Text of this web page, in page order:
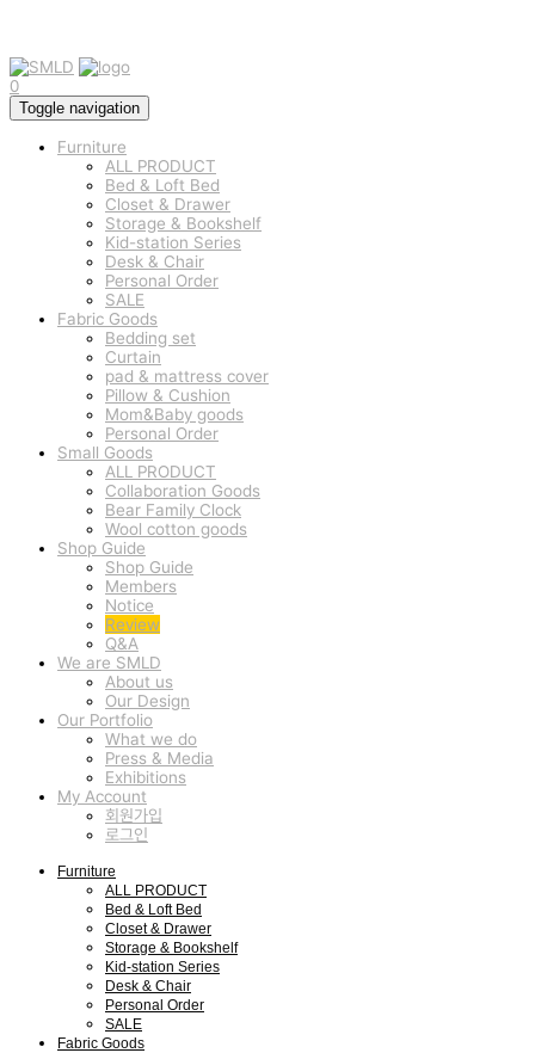
0
Toggle navigation
Furniture
ALL PRODUCT
Bed & Loft Bed
Closet & Drawer
Storage & Bookshelf
Kid-station Series
Desk & Chair
Personal Order
SALE
Fabric Goods
Bedding set
Curtain
pad & mattress cover
Pillow & Cushion
Mom&Baby goods
Personal Order
Small Goods
ALL PRODUCT
Collaboration Goods
Bear Family Clock
Wool cotton goods
Shop Guide
Shop Guide
Members
Notice
Review
Q&A
We are SMLD
About us
Our Design
Our Portfolio
What we do
Press & Media
Exhibitions
My Account
회원가입
로그인
Furniture
ALL PRODUCT
Bed & Loft Bed
Closet & Drawer
Storage & Bookshelf
Kid-station Series
Desk & Chair
Personal Order
SALE
Fabric Goods